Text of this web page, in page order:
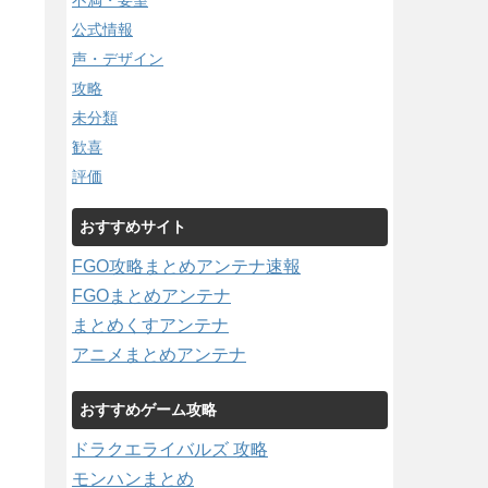
公式情報
声・デザイン
攻略
未分類
歓喜
評価
おすすめサイト
FGO攻略まとめアンテナ速報
FGOまとめアンテナ
まとめくすアンテナ
アニメまとめアンテナ
おすすめゲーム攻略
ドラクエライバルズ 攻略
モンハンまとめ